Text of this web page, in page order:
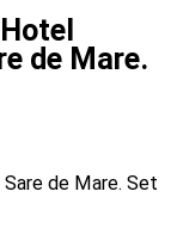
de Mare.